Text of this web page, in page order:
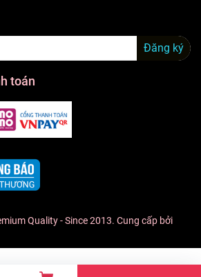
Đăng ký
toán
Quality - Since 2013. Cung cấp bởi